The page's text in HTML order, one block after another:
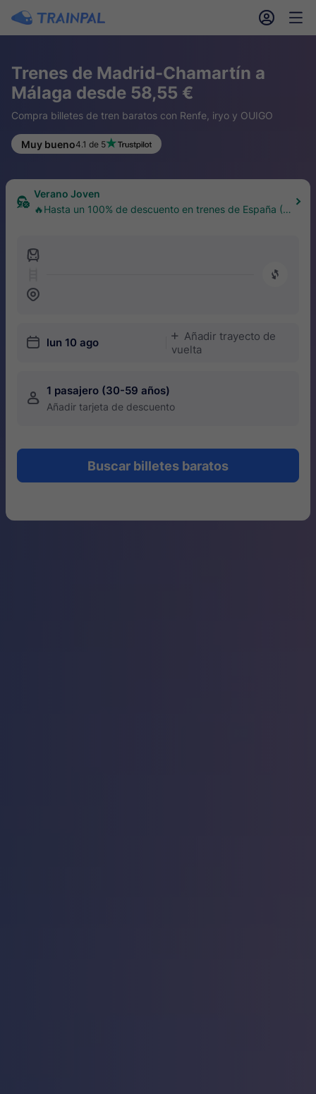
󱎓 󱒨
Trenes de Madrid-Chamartín a
Málaga desde 58,55 €
Compra billetes de tren baratos con Renfe, iryo y OUIGO
Muy bueno4.1 de 5
Verano Joven
🔥Hasta un 100% de descuento en trenes de España (1
󱍉
󰿠
󱒣
󱎗 lun 10 ago
󱅇
Añadir trayecto de
vuelta
󱍂 1 pasajero (30-59 años)
Añadir tarjeta de descuento
Buscar billetes baratos